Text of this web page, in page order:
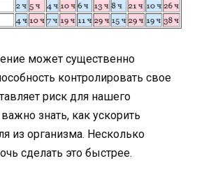
может существенно
контролировать свое
риск для нашего
знать, как ускорить
из организма. Несколько
сделать это быстрее.